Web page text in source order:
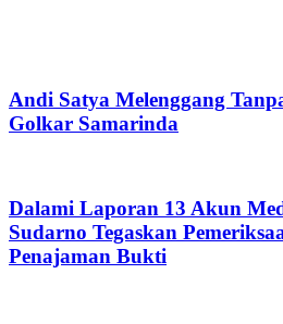
Andi Satya Melenggang
Golkar Samarinda
Dalami Laporan 13 Akun
Sudarno Tegaskan
Penajaman Bukti